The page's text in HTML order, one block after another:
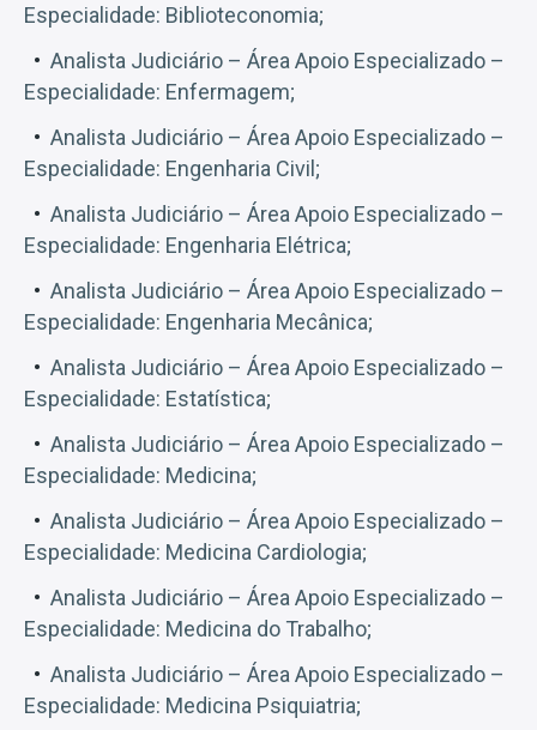
Especialidade: Biblioteconomia;
Analista Judiciário – Área Apoio Especializado –
Especialidade: Enfermagem;
Analista Judiciário – Área Apoio Especializado –
Especialidade: Engenharia Civil;
Analista Judiciário – Área Apoio Especializado –
Especialidade: Engenharia Elétrica;
Analista Judiciário – Área Apoio Especializado –
Especialidade: Engenharia Mecânica;
Analista Judiciário – Área Apoio Especializado –
Especialidade: Estatística;
Analista Judiciário – Área Apoio Especializado –
Especialidade: Medicina;
Analista Judiciário – Área Apoio Especializado –
Especialidade: Medicina Cardiologia;
Analista Judiciário – Área Apoio Especializado –
Especialidade: Medicina do Trabalho;
Analista Judiciário – Área Apoio Especializado –
Especialidade: Medicina Psiquiatria;